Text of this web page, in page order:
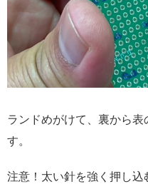
ランドめがけて、裏から表
す。
注意！太い針を強く押し